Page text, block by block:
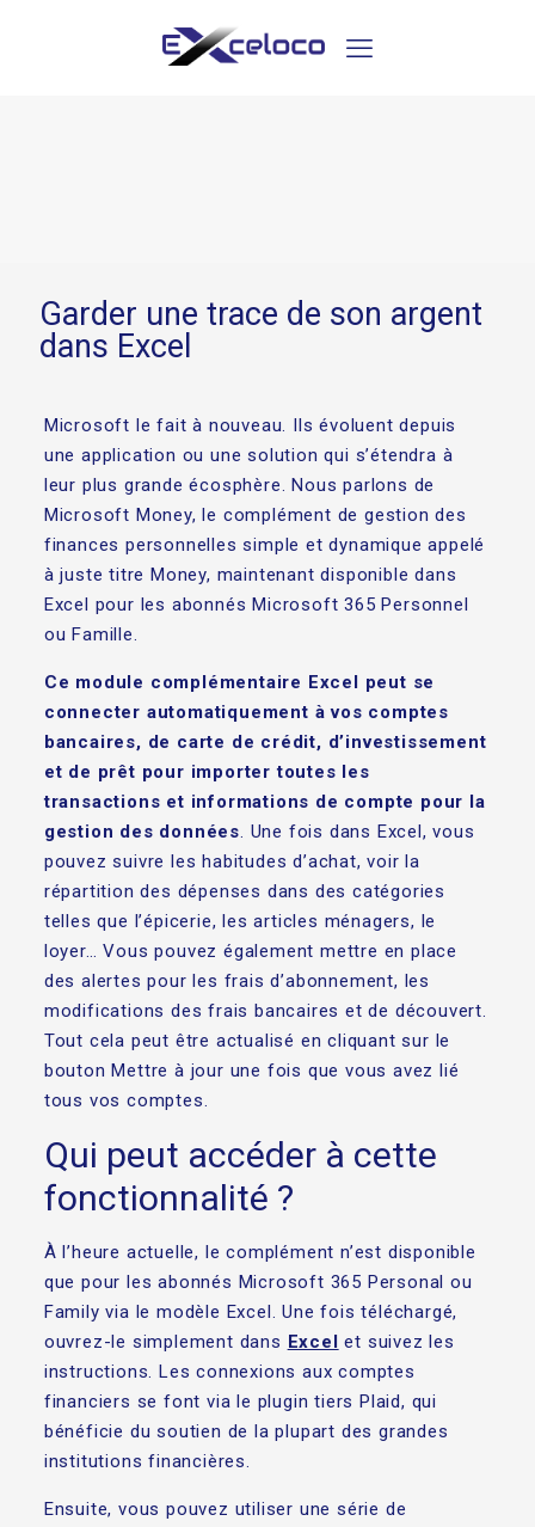
Garder une trace de son argent
dans Excel
Microsoft le fait à nouveau. Ils évoluent depuis
une application ou une solution qui s’étendra à
leur plus grande écosphère. Nous parlons de
Microsoft Money, le complément de gestion des
finances personnelles simple et dynamique appelé
à juste titre Money, maintenant disponible dans
Excel pour les abonnés Microsoft 365 Personnel
ou Famille.
Ce module complémentaire Excel peut se
connecter automatiquement à vos comptes
bancaires, de carte de crédit, d’investissement
et de prêt pour importer toutes les
transactions et informations de compte pour la
gestion des données. Une fois dans Excel, vous
pouvez suivre les habitudes d’achat, voir la
répartition des dépenses dans des catégories
telles que l’épicerie, les articles ménagers, le
loyer… Vous pouvez également mettre en place
des alertes pour les frais d’abonnement, les
modifications des frais bancaires et de découvert.
Tout cela peut être actualisé en cliquant sur le
bouton Mettre à jour une fois que vous avez lié
tous vos comptes.
Qui peut accéder à cette
fonctionnalité ?
À l’heure actuelle, le complément n’est disponible
que pour les abonnés Microsoft 365 Personal ou
Family via le modèle Excel. Une fois téléchargé,
ouvrez-le simplement dans Excel et suivez les
instructions. Les connexions aux comptes
financiers se font via le plugin tiers Plaid, qui
bénéficie du soutien de la plupart des grandes
institutions financières.
Ensuite, vous pouvez utiliser une série de